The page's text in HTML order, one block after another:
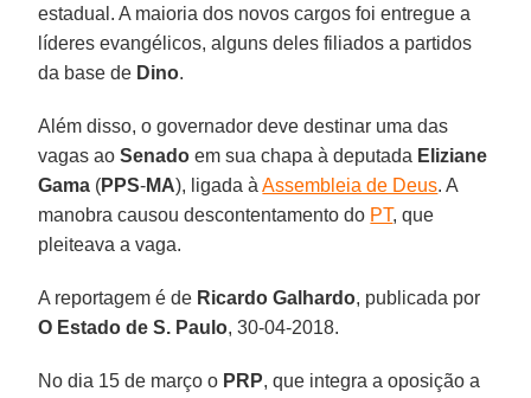
estadual. A maioria dos novos cargos foi entregue a
líderes evangélicos, alguns deles filiados a partidos
da base de Dino.
Além disso, o governador deve destinar uma das
vagas aoSenado em sua chapa à deputada Eliziane
Gama (PPS-MA), ligada àAssembleia de Deus. A
manobra causou descontentamento do PT, que
pleiteava a vaga.
A reportagem é de Ricardo Galhardo, publicada por
O Estado de S. Paulo, 30-04-2018.
No dia 15 de março o PRP, que integra a oposição a